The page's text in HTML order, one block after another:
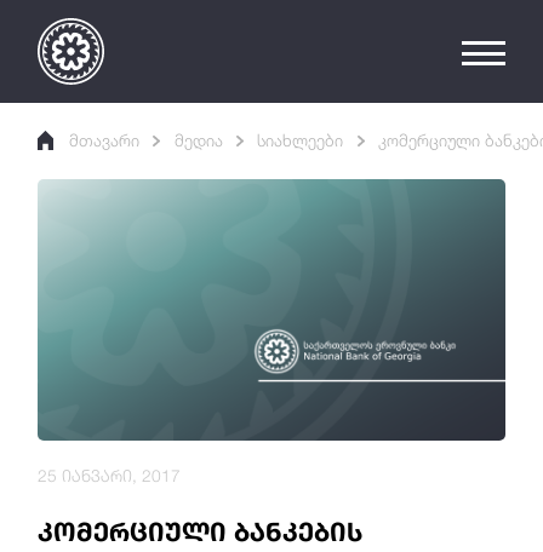
მთავარი მედია სიახლეები კომერციული
კომერციული ბანკების
25 იანვარი, 2017